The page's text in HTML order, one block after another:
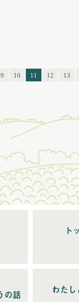
9 10 11 12 13
ト
の話
わた